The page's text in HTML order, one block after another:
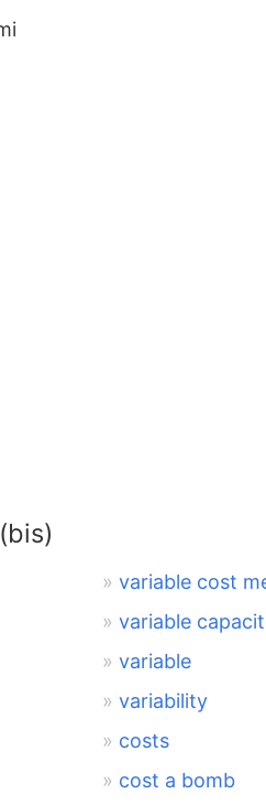
variable cost
variable
variable
variability
costs
cost a bomb